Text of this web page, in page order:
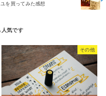
ユを買ってみた感想
その他